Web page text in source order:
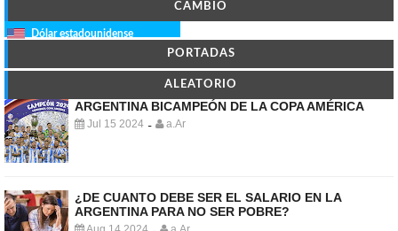
CAMBIO
Dólar estadounidense
PORTADAS
ALEATORIO
ARGENTINA BICAMPEÓN DE LA COPA AMÉRICA
Jul 15 2024 - a.Ar
¿DE CUANTO DEBE SER EL SALARIO EN LA
ARGENTINA PARA NO SER POBRE?